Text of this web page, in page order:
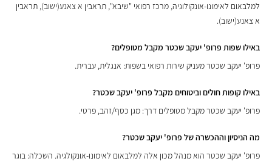
למלבאום לאימונו-אונקולוגיה, מרכז רפואי "שיבא", תראבין א צאנע(ישוב), תראבין
א צאנע(ישוב).
באילו שפות פרופ' יעקב שכטר מקבל מטופלים?
פרופ' יעקב שכטר מעניק שירות רפואי בשפות: אנגלית, עברית.
באילו קופות חולים וביטוחים מקבל פרופ' יעקב שכטר?
פרופ' יעקב שכטר מקבל מטופלים דרך: מגן כסף/זהב, פרטי.
מה הניסיון וההכשרה של פרופ' יעקב שכטר?
פרופ' יעקב שכטר הוא מנהל מכון אלה למלבאום לאימונו-אונקולגיה. השכלה: בוגר